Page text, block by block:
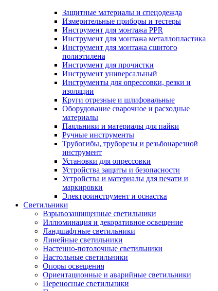
Защитные материалы и спецодежда
Измерительные приборы и тестеры
Инструмент для монтажа PPR
Инструмент для монтажа металлопластика
Инструмент для монтажа сшитого
полиэтилена
Инструмент для прочистки
Инструмент универсальный
Инструменты для опрессовки, резки и
изоляции
Круги отрезные и шлифовальные
Оборудование сварочное и расходные
материалы
Паяльники и материалы для пайки
Ручные инструменты
Трубогибы, труборезы и резьбонарезной
инструмент
Установки для опрессовки
Устройства защиты и безопасности
Устройства и материалы для печати и
маркировки
Электроинструмент и оснастка
Светильники
Взрывозащищенные светильники
Иллюминация и декоративное освещение
Ландшафтные светильники
Линейные светильники
Настенно-потолочные светильники
Настольные светильники
Опоры освещения
Ориентационные и аварийные светильники
Переносные светильники